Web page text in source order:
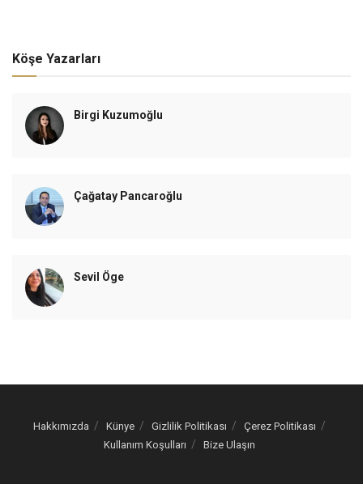
Köşe Yazarları
Birgi Kuzumoğlu
Çağatay Pancaroğlu
Sevil Öge
Hakkımızda Künye Gizlilik Politikası
Çerez Politikası
Kullanım Koşulları
Bize Ulaşın